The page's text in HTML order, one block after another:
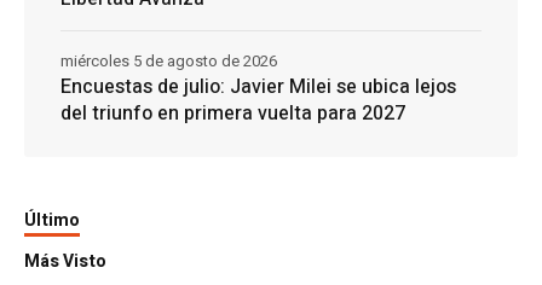
Encuestas de julio: Javier Milei se ubica lejos
del triunfo en primera vuelta para 2027
miércoles 5 de agosto de 2026
Último
Más Visto